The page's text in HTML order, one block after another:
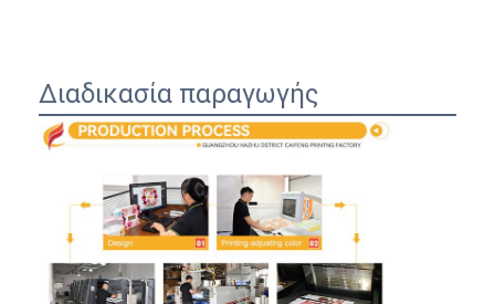
Διαδικασία παραγωγής